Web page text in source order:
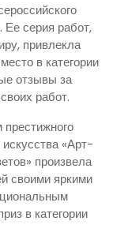
серия работ,
привлекла
в категории
отзывы за
работ.
«Арт-
произвела
своими яркими
в категории